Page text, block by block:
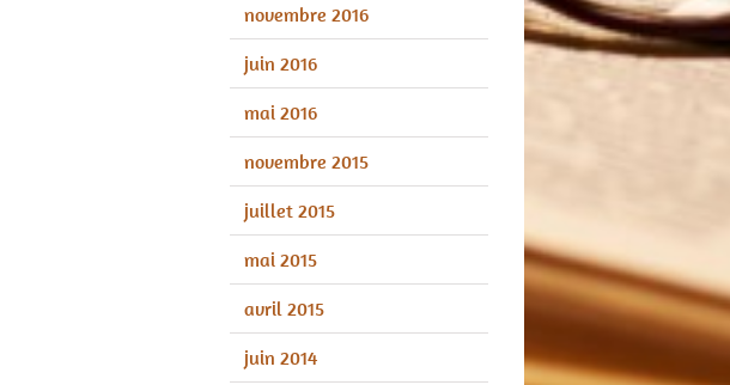
novembre 2016
juin 2016
mai 2016
novembre 2015
juillet 2015
mai 2015
avril 2015
juin 2014